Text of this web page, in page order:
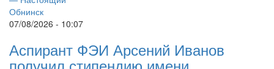
07/08/2026 - 10:07
Аспирант ФЭИ Арсений Иванов